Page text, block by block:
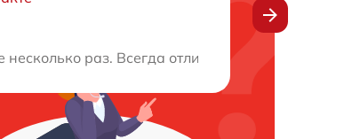
услуг просто отличные! Сервис вообще
раз. Всегда отличное качество